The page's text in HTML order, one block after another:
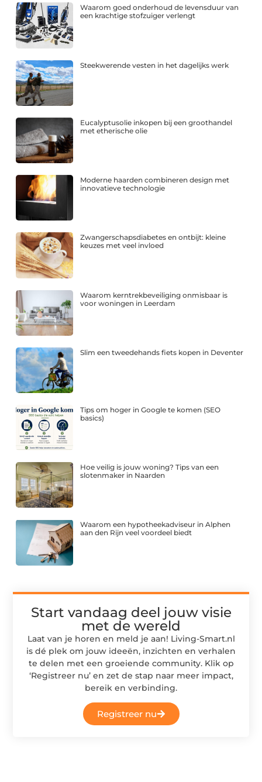
Waarom goed onderhoud de levensduur van
een krachtige stofzuiger verlengt
Steekwerende vesten in het dagelijks werk
Eucalyptusolie inkopen bij een groothandel
met etherische olie
Moderne haarden combineren design met
innovatieve technologie
Zwangerschapsdiabetes en ontbijt: kleine
keuzes met veel invloed
Waarom kerntrekbeveiliging onmisbaar is
voor woningen in Leerdam
Slim een tweedehands fiets kopen in Deventer
Tips om hoger in Google te komen (SEO
basics)
Hoe veilig is jouw woning? Tips van een
slotenmaker in Naarden
Waarom een hypotheekadviseur in Alphen
aan den Rijn veel voordeel biedt
Start vandaag deel jouw visie
met de wereld
Laat van je horen en meld je aan! Living-Smart.nl
is dé plek om jouw ideeën, inzichten en verhalen
te delen met een groeiende community. Klik op
‘Registreer nu’ en zet de stap naar meer impact,
bereik en verbinding.
Registreer nu